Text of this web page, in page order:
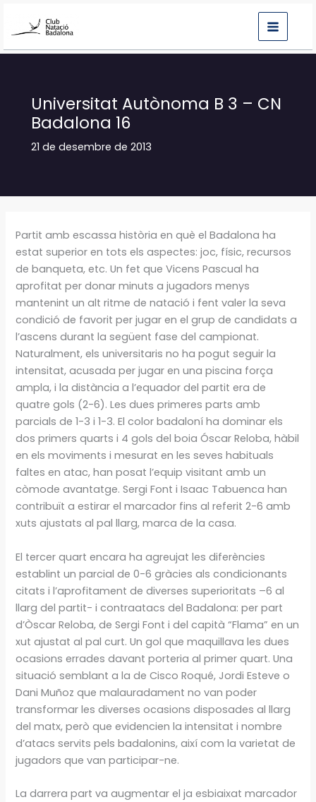
Universitat Autònoma B 3 – CN
Badalona 16
21 de desembre de 2013
Partit amb escassa història en què el Badalona ha
estat superior en tots els aspectes: joc, físic, recursos
de banqueta, etc. Un fet que Vicens Pascual ha
aprofitat per donar minuts a jugadors menys
mantenint un alt ritme de natació i fent valer la seva
condició de favorit per jugar en el grup de candidats a
l’ascens durant la següent fase del campionat.
Naturalment, els universitaris no ha pogut seguir la
intensitat, acusada per jugar en una piscina força
ampla, i la distància a l’equador del partit era de
quatre gols (2-6). Les dues primeres parts amb
parcials de 1-3 i 1-3. El color badaloní ha dominar els
dos primers quarts i 4 gols del boia Óscar Reloba, hàbil
en els moviments i mesurat en les seves habituals
faltes en atac, han posat l’equip visitant amb un
còmode avantatge. Sergi Font i Isaac Tabuenca han
contribuït a estirar el marcador fins al referit 2-6 amb
xuts ajustats al pal llarg, marca de la casa.
El tercer quart encara ha agreujat les diferències
establint un parcial de 0-6 gràcies als condicionants
citats i l’aprofitament de diverses superioritats –6 al
llarg del partit- i contraatacs del Badalona: per part
d’Òscar Reloba, de Sergi Font i del capità “Flama” en un
xut ajustat al pal curt. Un gol que maquillava les dues
ocasions errades davant porteria al primer quart. Una
situació semblant a la de Cisco Roqué, Jordi Esteve o
Dani Muñoz que malauradament no van poder
transformar les diverses ocasions disposades al llarg
del matx, però que evidencien la intensitat i nombre
d’atacs servits pels badalonins, així com la varietat de
jugadors que van participar-ne.
La darrera part va augmentar el ja esbiaixat marcador